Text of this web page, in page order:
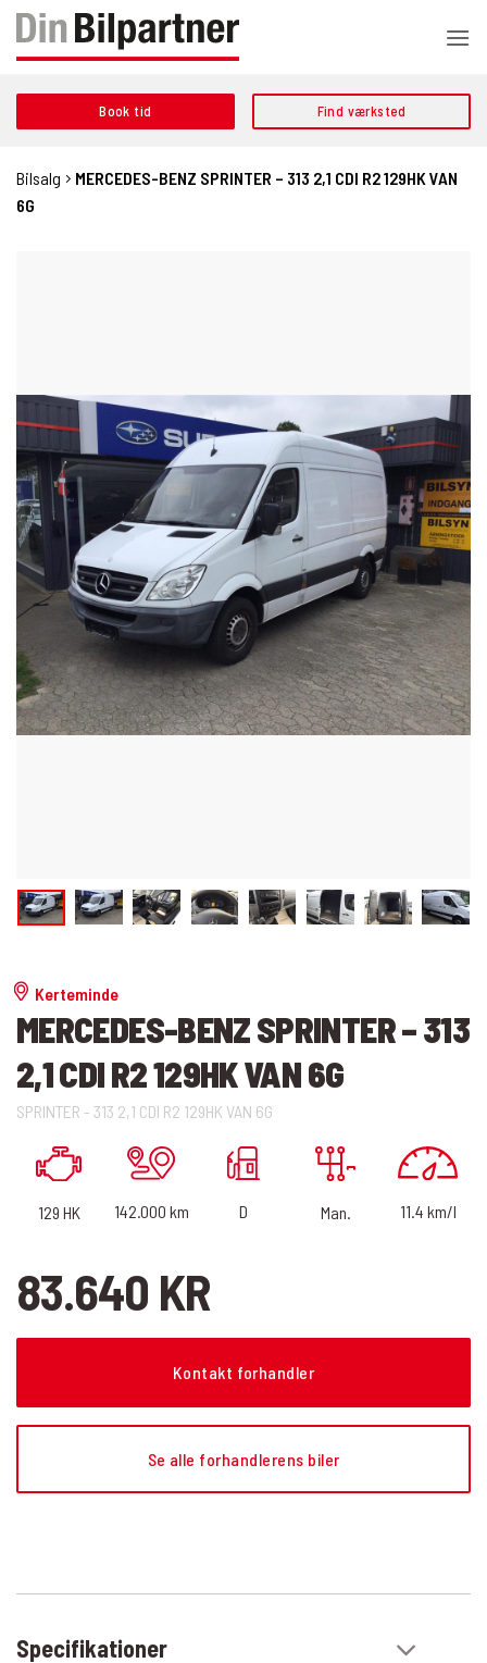
Fortsæt
indhold
Book tid Find værksted
Bilsalg
MERCEDES-BENZ SPRINTER – 313 2,1 CDI R2 129HK VAN
6G
Kerteminde
MERCEDES-BENZ SPRINTER – 313
2,1 CDI R2 129HK VAN 6G
SPRINTER - 313 2,1 CDI R2 129HK VAN 6G
129 HK 142.000 km D Man. 11.4 km/l
83.640 KR
Kontakt forhandler
Se alle forhandlerens biler
Specifikationer